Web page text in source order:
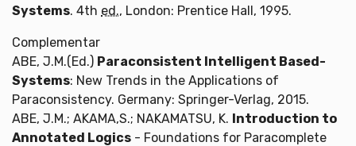
Systems. 4th ed., London: Prentice Hall, 1995.
Complementar
ABE, J.M.(Ed.) Paraconsistent Intelligent Based-
Systems: New Trends in the Applications of
Paraconsistency. Germany: Springer-Verlag, 2015.
ABE, J.M.; AKAMA,S.; NAKAMATSU, K. Introduction to
Annotated Logics - Foundations for Paracomplete